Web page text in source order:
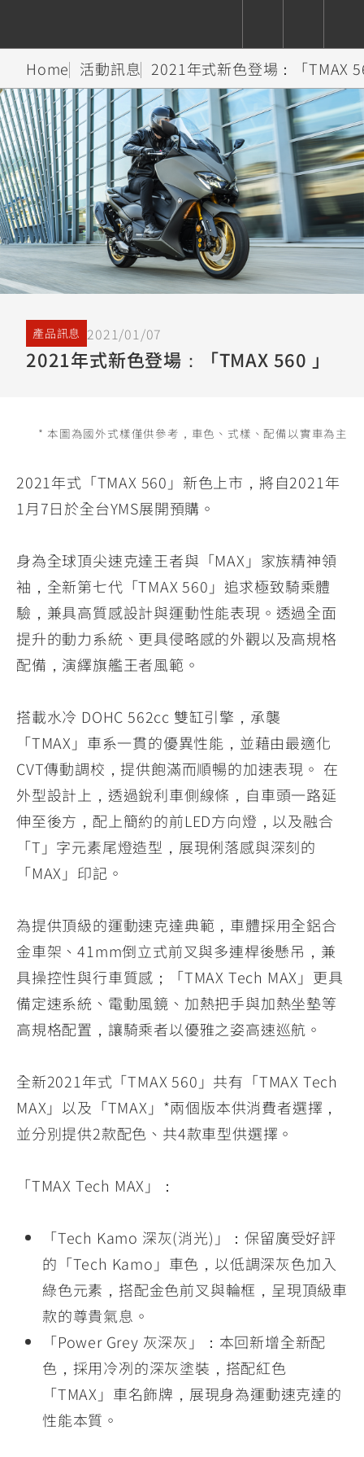
依風格 依排氣量
Super
Sport
Hyper
Naked
Sport
Heritage
YZF-R9
550+
YZF-R7
150
MT-
09
Y-
AMT
MT-
09
550+
MT-
AMT
MT-
MT-
251~549 150
XSR
700
550+
150
依風格 依排氣量
Premium Sport FashionAdventure Family
TMAX
550+
XMAX
150
CYGNUS
XR
150
X
125
2.0
125
Limi
125
Vinoora
BW'S
125
PW50
AXIS
Z /
Zii
125
CUXiE
2.5 kw
追蹤愛車
我的愛車 瀏覽紀錄
Home 活動訊息 2021年式新色登場：「TMAX
產品訊息 2021/01/07
2021年式新色登場：「TMAX 560 」
* 本圖為國外式樣僅供參考，車色、式樣、配備以實車為主
2021年式「TMAX 560」新色上市，將自2021年
1月7日於全台YMS展開預購。
身為全球頂尖速克達王者與「MAX」家族精神領
袖，全新第七代「TMAX 560」追求極致騎乘體
驗，兼具高質感設計與運動性能表現。透過全面
提升的動力系統、更具侵略感的外觀以及高規格
配備，演繹旗艦王者風範。
搭載水冷 DOHC 562cc 雙缸引擎，承襲
「TMAX」車系一貫的優異性能，並藉由最適化
CVT傳動調校，提供飽滿而順暢的加速表現。 在
外型設計上，透過銳利車側線條，自車頭一路延
伸至後方，配上簡約的前LED方向燈，以及融合
「T」字元素尾燈造型，展現俐落感與深刻的
「MAX」印記。
為提供頂級的運動速克達典範，車體採用全鋁合
金車架、41mm倒立式前叉與多連桿後懸吊，兼
具操控性與行車質感；「TMAX Tech MAX」更具
備定速系統、電動風鏡、加熱把手與加熱坐墊等
高規格配置，讓騎乘者以優雅之姿高速巡航。
全新2021年式「TMAX 560」共有「TMAX Tech
MAX」以及「TMAX」*兩個版本供消費者選擇，
並分別提供2款配色、共4款車型供選擇。
「TMAX Tech MAX」：
「Tech Kamo 深灰(消光)」：保留廣受好評
的「Tech Kamo」車色，以低調深灰色加入
綠色元素，搭配金色前叉與輪框，呈現頂級車
款的尊貴氣息。
「Power Grey 灰深灰」：本回新增全新配
色，採用冷冽的深灰塗裝，搭配紅色
「TMAX」車名飾牌，展現身為運動速克達的
性能本質。